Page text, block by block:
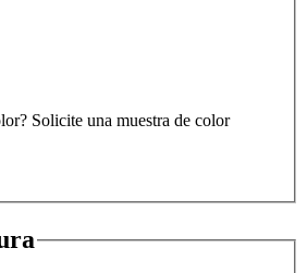
Solicite una muestra de color